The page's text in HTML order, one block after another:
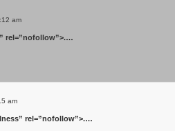
am
” rel=”nofollow”>.…
am
” rel=”nofollow”>.…